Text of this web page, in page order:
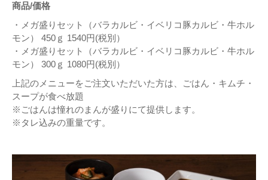
商品/価格
・メガ盛りセット（バラカルビ・イベリコ豚カルビ・牛ホル
モン） 450ｇ 1540円(税別）
・メガ盛りセット（バラカルビ・イベリコ豚カルビ・牛ホル
モン） 300ｇ 1080円(税別）
上記のメニューをご注文いただいた方は、ごはん・キムチ・
スープが食べ放題
※ごはんは憧れのまんが盛りにて提供します。
※タレ込みの重量です。